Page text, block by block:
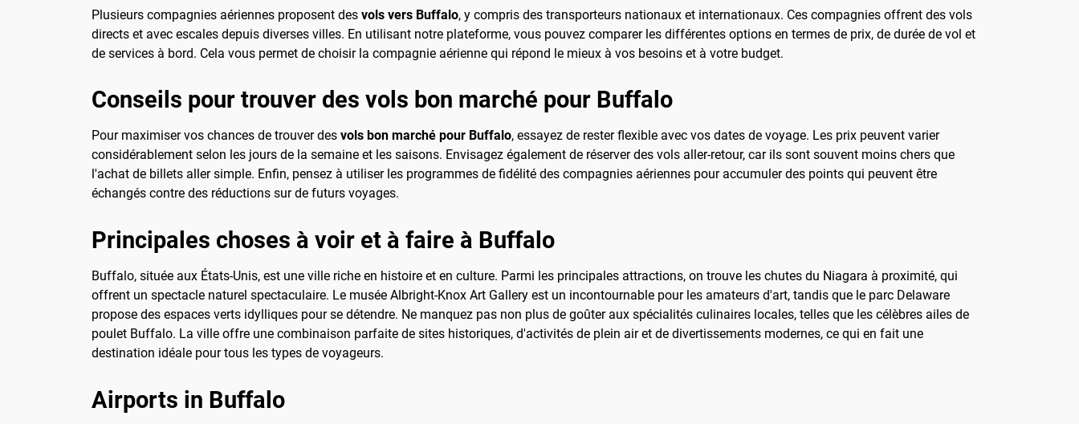
Plusieurs compagnies aériennes proposent des vols vers Buffalo, y compris des transporteurs nationaux et internationaux. Ces compagnies offrent des vols
directs et avec escales depuis diverses villes. En utilisant notre plateforme, vous pouvez comparer les différentes options en termes de prix, de durée de vol et
de services à bord. Cela vous permet de choisir la compagnie aérienne qui répond le mieux à vos besoins et à votre budget.
Conseils pour trouver des vols bon marché pour Buffalo
Pour maximiser vos chances de trouver des vols bon marché pour Buffalo, essayez de rester flexible avec vos dates de voyage. Les prix peuvent varier
considérablement selon les jours de la semaine et les saisons. Envisagez également de réserver des vols aller-retour, car ils sont souvent moins chers que
l'achat de billets aller simple. Enfin, pensez à utiliser les programmes de fidélité des compagnies aériennes pour accumuler des points qui peuvent être
échangés contre des réductions sur de futurs voyages.
Principales choses à voir et à faire à Buffalo
Buffalo, située aux États-Unis, est une ville riche en histoire et en culture. Parmi les principales attractions, on trouve les chutes du Niagara à proximité, qui
offrent un spectacle naturel spectaculaire. Le musée Albright-Knox Art Gallery est un incontournable pour les amateurs d'art, tandis que le parc Delaware
propose des espaces verts idylliques pour se détendre. Ne manquez pas non plus de goûter aux spécialités culinaires locales, telles que les célèbres ailes de
poulet Buffalo. La ville offre une combinaison parfaite de sites historiques, d'activités de plein air et de divertissements modernes, ce qui en fait une
destination idéale pour tous les types de voyageurs.
Airports in Buffalo